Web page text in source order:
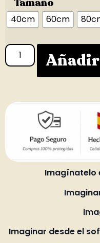
Tamaño
40cm 60cm
Imagínatelo
Imaginar desde el